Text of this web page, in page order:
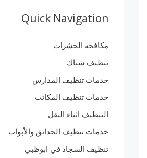
Quick Navigation
مكافحة الحشرات
تنظيف شباك
خدمات تنظيف المدارس
خدمات تنظيف المكاتب
التنظيف اثناء النقل
خدمات تنظيف الحدائق والأبواب
تنظيف السجاد في ابوظبي